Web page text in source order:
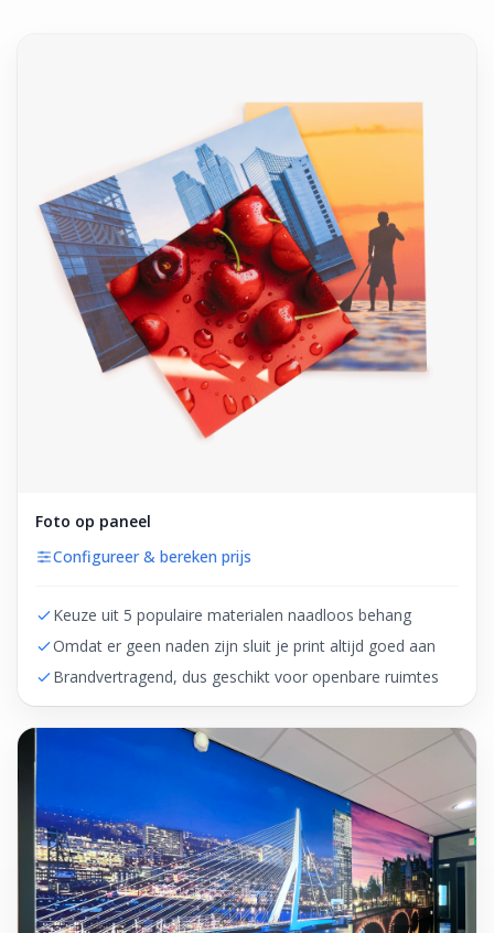
Foto op paneel
Configureer & bereken prijs
Keuze uit 5 populaire materialen naadloos behang
Omdat er geen naden zijn sluit je print altijd goed aan
Brandvertragend, dus geschikt voor openbare ruimtes